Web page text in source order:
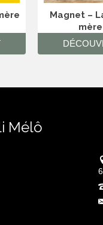
Magnet –
Mélô